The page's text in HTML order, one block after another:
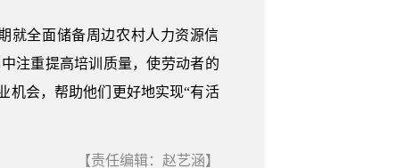
就全面储备周边农村人力资源信
注重提高培训质量，使劳动者的
机会，帮助他们更好地实现“有活
【责任编辑：赵艺涵】